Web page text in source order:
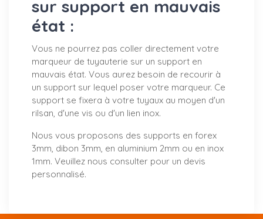
sur support en mauvais
état :
Vous ne pourrez pas coller directement votre
marqueur de tuyauterie sur un support en
mauvais état. Vous aurez besoin de recourir à
un support sur lequel poser votre marqueur. Ce
support se fixera à votre tuyaux au moyen d'un
rilsan, d'une vis ou d'un lien inox.
Nous vous proposons des supports en forex
3mm, dibon 3mm, en aluminium 2mm ou en inox
1mm. Veuillez nous consulter pour un devis
personnalisé.